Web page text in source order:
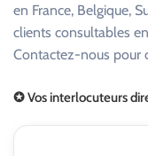
en France, Belgique,
clients consultables
Contactez-nous pour
✪ Vos interlocuteurs